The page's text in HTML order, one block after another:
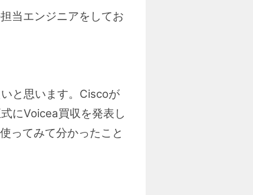
当エンジニアをしてお
と思います。Ciscoが
にVoicea買収を発表し
ってみて分かったこと